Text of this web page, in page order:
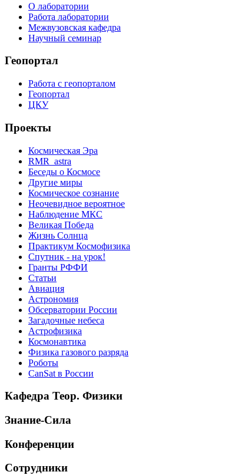
О лаборатории
Работа лаборатории
Межвузовская кафедра
Научный семинар
Геопортал
Работа с геопорталом
Геопортал
ЦКУ
Проекты
Космическая Эра
RMR_astra
Беседы о Космосе
Другие миры
Космическое сознание
Неочевидное вероятное
Наблюдение МКС
Великая Победа
Жизнь Солнца
Практикум Космофизика
Спутник - на урок!
Гранты РФФИ
Статьи
Авиация
Астрономия
Обсерватории России
Загадочные небеса
Астрофизика
Космонавтика
Физика газового разряда
Роботы
CanSat в России
Кафедра Теор. Физики
Знание-Сила
Конференции
Сотрудники